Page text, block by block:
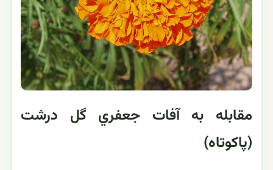
مقابله به آفات جعفري گل درشت
(پاکوتاه)